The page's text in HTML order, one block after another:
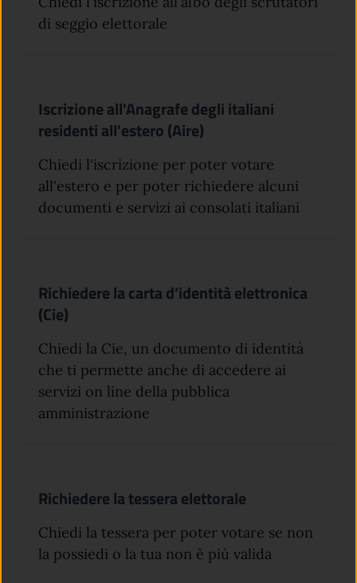
di seggio elettorale
Iscrizione all'Anagrafe degli italiani
residenti all'estero (Aire)
Chiedi l'iscrizione per poter votare
all'estero e per poter richiedere alcuni
documenti e servizi ai consolati italiani
Richiedere la carta d’identità elettronica
(Cie)
Chiedi la Cie, un documento di identità
che ti permette anche di accedere ai
servizi on line della pubblica
amministrazione
Richiedere la tessera elettorale
Chiedi la tessera per poter votare se non
la possiedi o la tua non è più valida